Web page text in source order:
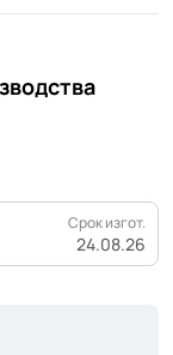
Срок изгот.
24.08.26